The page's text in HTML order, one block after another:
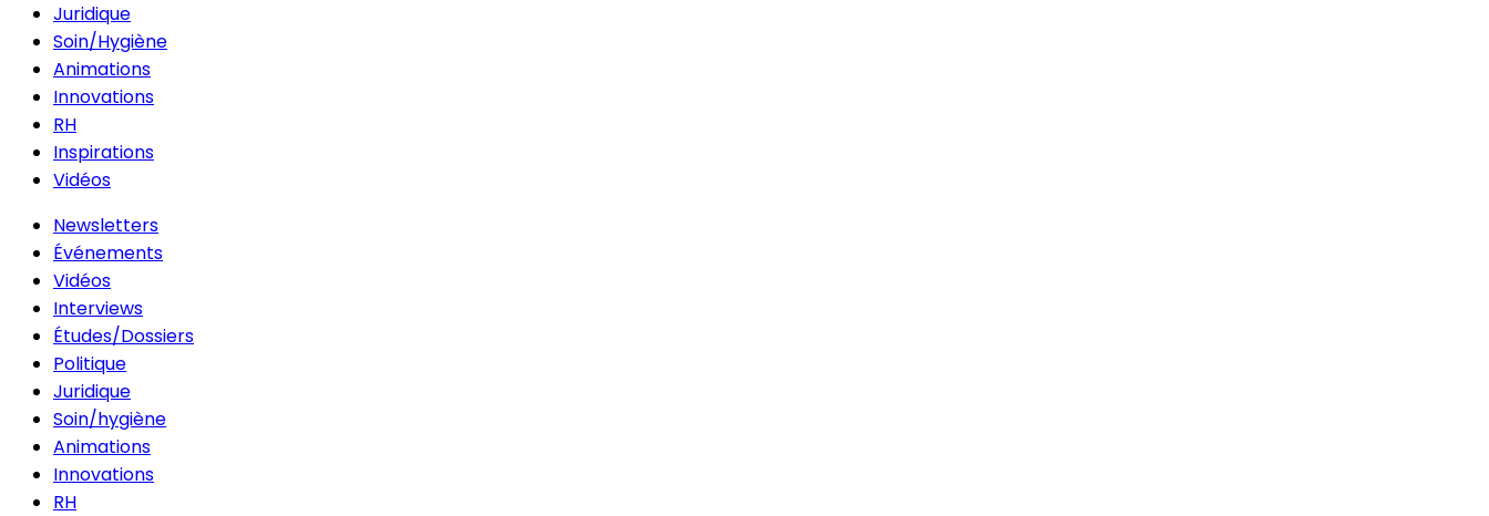
Juridique
Soin/Hygiène
Animations
Innovations
RH
Inspirations
Vidéos
Newsletters
Événements
Vidéos
Interviews
Études/Dossiers
Politique
Juridique
Soin/hygiène
Animations
Innovations
RH